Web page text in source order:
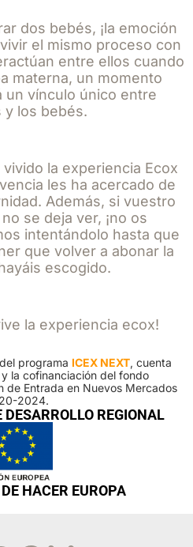
dos bebés, ¡la emoción
el mismo proceso con
entre ellos cuando
materna, un momento
un vínculo único entre
y los bebés.
la experiencia Ecox
les ha acercado de
Además, si vuestro
se deja ver, ¡no os
intentándolo hasta que
que volver a abonar la
escogido.
la experiencia ecox!
programa ICEX NEXT, cuenta
y la cofinanciación del fondo
de Entrada en Nuevos Mercados
2024.
DESARROLLO REGIONAL
HACER EUROPA